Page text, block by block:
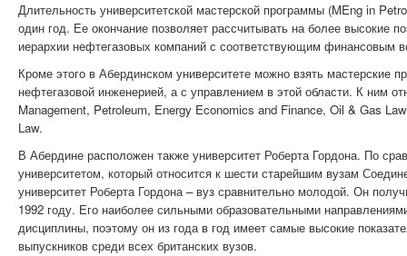
Длительность университетской мастерской программы (MEng in
один год. Ее окончание позволяет рассчитывать на более высокие
иерархии нефтегазовых компаний с соответствующим финансовым
Кроме этого в Абердинском университете можно взять мастерские
нефтегазовой инженерией, а с управлением в этой области. К ним
Management, Petroleum, Energy Economics and Finance, Oil & Gas
Law.
В Абердине расположен также университет Роберта Гордона. По
университетом, который относится к шести старейшим вузам
университет Роберта Гордона – вуз сравнительно молодой. Он
1992 году. Его наиболее сильными образовательными
дисциплины, поэтому он из года в год имеет самые высокие
выпускников среди всех британских вузов.